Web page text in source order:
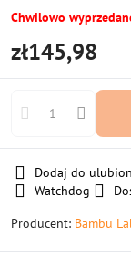
Chwilowo
zł145,98
Dodaj do
Watchdog
Producent: Bambu